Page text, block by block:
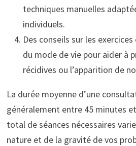
techniques manuelles
individuels.
Des conseils sur les
du mode de vie pour aider à
récidives ou l’apparition de
La durée moyenne d’une
généralement entre 45 minutes
total de séances nécessaires
nature et de la gravité de vos